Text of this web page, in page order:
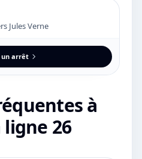
Jules Verne
un arrêt
à
26